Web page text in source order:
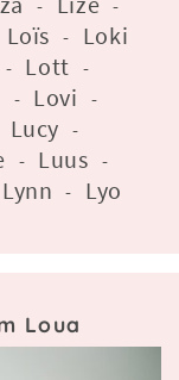
- -
Loïs - Loki
- Lott -
- Lovi -
Lucy -
- Luus -
Lynn - Lyo
Loua